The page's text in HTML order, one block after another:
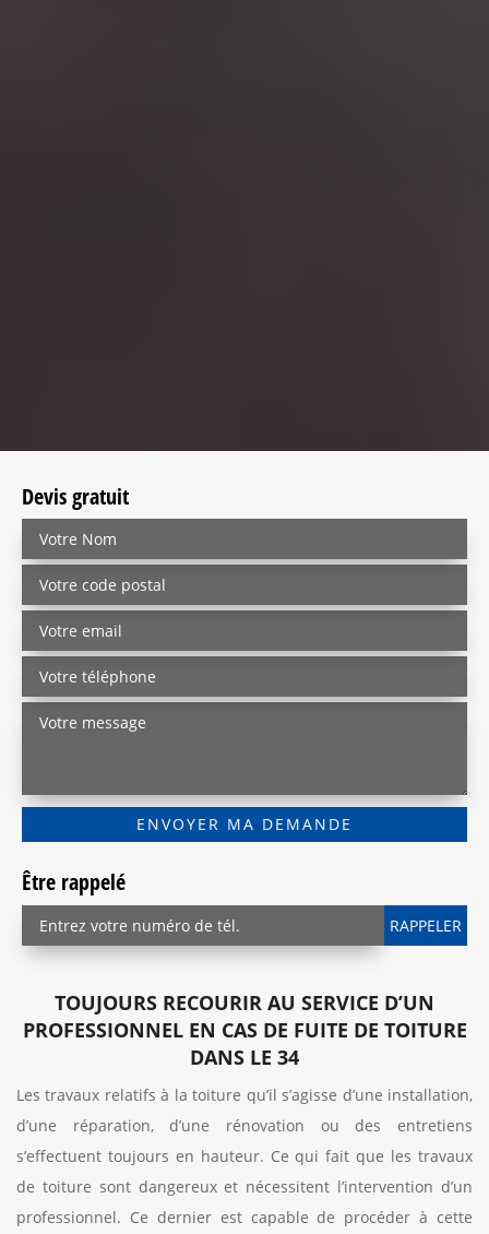
Devis gratuit
Être rappelé
TOUJOURS RECOURIR AU SERVICE D’UN
PROFESSIONNEL EN CAS DE FUITE DE TOITURE
DANS LE 34
Les travaux relatifs à la toiture qu’il s’agisse d’une installation,
d’une réparation, d’une rénovation ou des entretiens
s’effectuent toujours en hauteur. Ce qui fait que les travaux
de toiture sont dangereux et nécessitent l’intervention d’un
professionnel. Ce dernier est capable de procéder à cette